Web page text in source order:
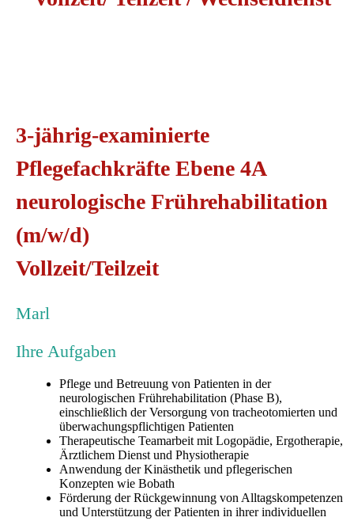
3-jährig-examinierte
Pflegefachkräfte Ebene 4A
neurologische Frührehabilitation
(m/w/d)
Vollzeit/Teilzeit
Marl
Ihre Aufgaben
Pflege und Betreuung von Patienten in der
neurologischen Frührehabilitation (Phase B),
einschließlich der Versorgung von tracheotomierten und
überwachungspflichtigen Patienten
Therapeutische Teamarbeit mit Logopädie, Ergotherapie,
Ärztlichem Dienst und Physiotherapie
Anwendung der Kinästhetik und pflegerischen
Konzepten wie Bobath
Förderung der Rückgewinnung von Alltagskompetenzen
und Unterstützung der Patienten in ihrer individuellen